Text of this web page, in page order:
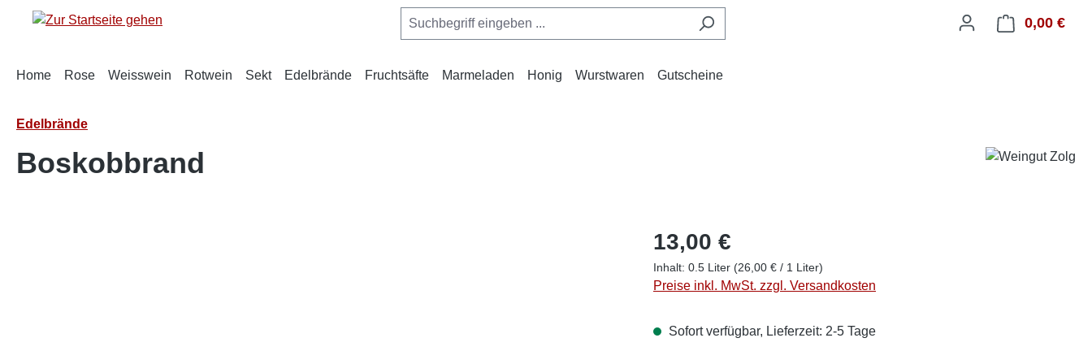
Zur Hauptnavigation springen 0,00 €
Home Rose Weisswein Rotwein Sekt Edelbrände Fruchtsäfte Marmeladen Honig Wurstwaren Gutscheine
Edelbrände
Boskobbrand
13,00 €
Inhalt: 0.5 Liter (26,00 € / 1 Liter)
Preise inkl. MwSt. zzgl. Versandkosten
Sofort verfügbar, Lieferzeit: 2-5 Tage